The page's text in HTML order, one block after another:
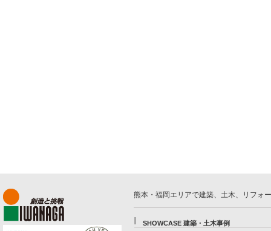
熊本・福岡エリアで建築、土木、リフォ
SHOWCASE 建築・土木事例